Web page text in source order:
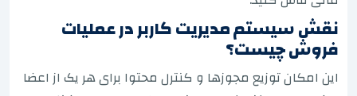
نقش سیستم مدیریت کاربر در عملیات
فروش چیست؟
این امکان توزیع مجوزها و کنترل محتوا برای هر یک از اعضا